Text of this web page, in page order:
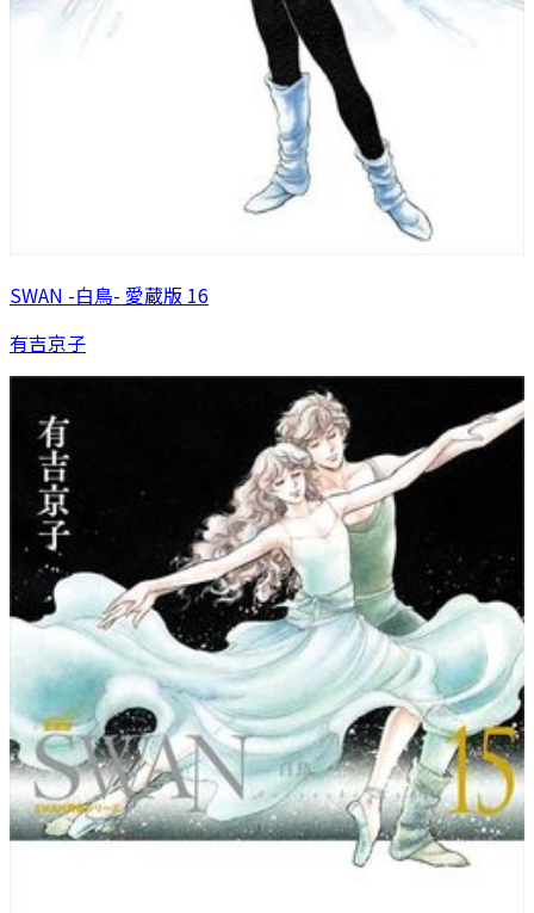
SWAN -白鳥- 愛蔵版 16
有吉京子